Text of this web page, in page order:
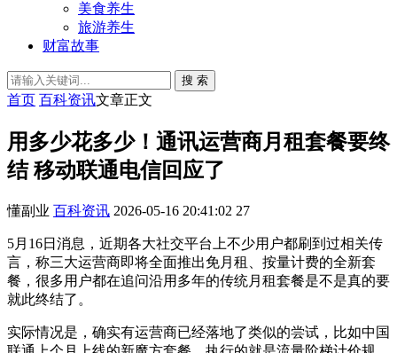
美食养生
旅游养生
财富故事
搜 索
首页 百科资讯文章正文
用多少花多少！通讯运营商月租套餐要终
结 移动联通电信回应了
懂副业 百科资讯 2026-05-16 20:41:02 27
5月16日消息，近期各大社交平台上不少用户都刷到过相关传
言，称三大运营商即将全面推出免月租、按量计费的全新套
餐，很多用户都在追问沿用多年的传统月租套餐是不是真的要
就此终结了。
实际情况是，确实有运营商已经落地了类似的尝试，比如中国